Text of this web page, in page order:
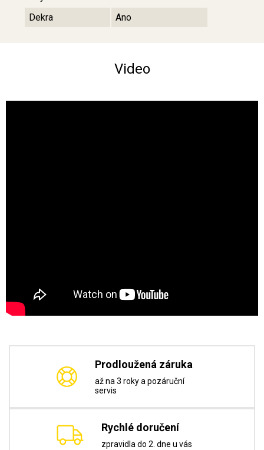
Dekra
Ano
Video
Prodloužená záruka
až na 3 roky a pozáruční
servis
Rychlé doručení
zpravidla do 2. dne u vás